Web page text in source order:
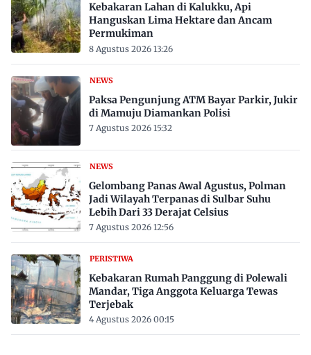
Kebakaran Lahan di Kalukku, Api
Hanguskan Lima Hektare dan Ancam
Permukiman
8 Agustus 2026 13:26
NEWS
Paksa Pengunjung ATM Bayar Parkir, Jukir
di Mamuju Diamankan Polisi
7 Agustus 2026 15:32
NEWS
Gelombang Panas Awal Agustus, Polman
Jadi Wilayah Terpanas di Sulbar Suhu
Lebih Dari 33 Derajat Celsius
7 Agustus 2026 12:56
PERISTIWA
Kebakaran Rumah Panggung di Polewali
Mandar, Tiga Anggota Keluarga Tewas
Terjebak
4 Agustus 2026 00:15